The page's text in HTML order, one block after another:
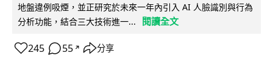
地盤違例吸煙，並正研究於未來一年內引入 AI 人臉識別與行為
分析功能，結合三大技術進一...
閱讀全文
245 55 ↗ 分享